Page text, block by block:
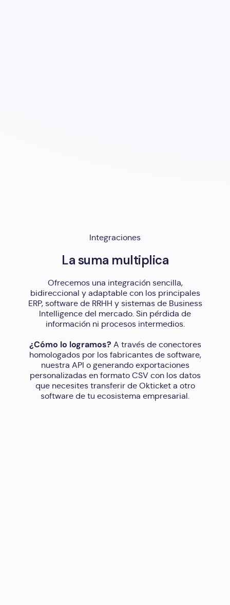
Integraciones
La suma multiplica
Ofrecemos una integración sencilla,
bidireccional y adaptable con los principales
ERP, software de RRHH y sistemas de Business
Intelligence del mercado. Sin pérdida de
información ni procesos intermedios.
¿Cómo lo logramos? A través de conectores
homologados por los fabricantes de software,
nuestra API o generando exportaciones
personalizadas en formato CSV con los datos
que necesites transferir de Okticket a otro
software de tu ecosistema empresarial.